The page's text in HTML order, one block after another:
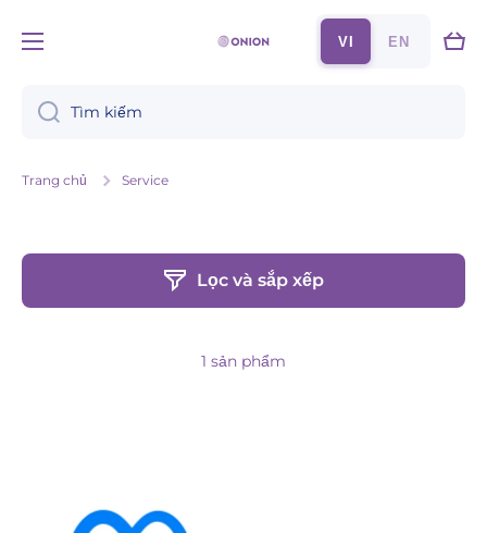
VI EN
Xe
đẩy
Tìm kiếm
Trang chủ Service
Lọc và sắp xếp
1 sản phẩm